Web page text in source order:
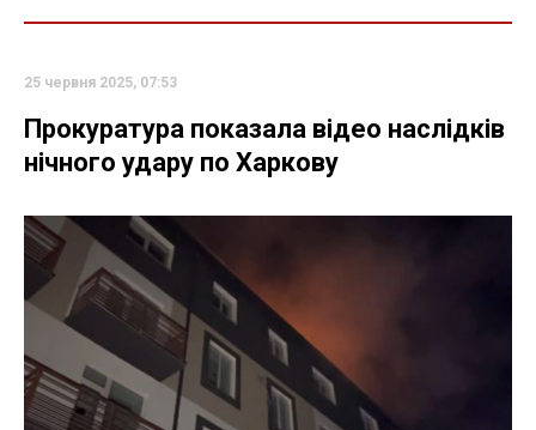
25 червня 2025, 07:53
Прокуратура показала відео наслідків
нічного удару по Харкову